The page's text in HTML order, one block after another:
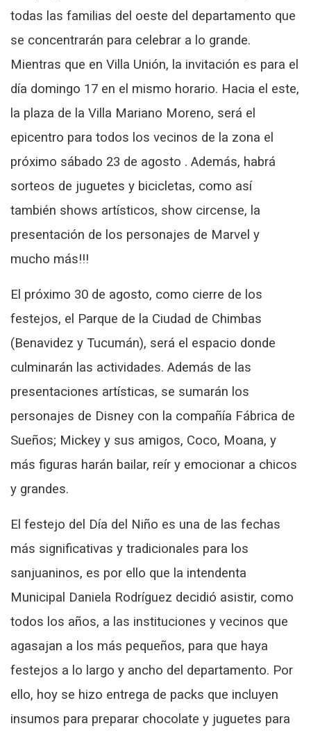
todas las familias del oeste del departamento que
se concentrarán para celebrar a lo grande.
Mientras que en Villa Unión, la invitación es para el
día domingo 17 en el mismo horario. Hacia el este,
la plaza de la Villa Mariano Moreno, será el
epicentro para todos los vecinos de la zona el
próximo sábado 23 de agosto . Además, habrá
sorteos de juguetes y bicicletas, como así
también shows artísticos, show circense, la
presentación de los personajes de Marvel y
mucho más!!!
El próximo 30 de agosto, como cierre de los
festejos, el Parque de la Ciudad de Chimbas
(Benavidez y Tucumán), será el espacio donde
culminarán las actividades. Además de las
presentaciones artísticas, se sumarán los
personajes de Disney con la compañía Fábrica de
Sueños; Mickey y sus amigos, Coco, Moana, y
más figuras harán bailar, reír y emocionar a chicos
y grandes.
El festejo del Día del Niño es una de las fechas
más significativas y tradicionales para los
sanjuaninos, es por ello que la intendenta
Municipal Daniela Rodríguez decidió asistir, como
todos los años, a las instituciones y vecinos que
agasajan a los más pequeños, para que haya
festejos a lo largo y ancho del departamento. Por
ello, hoy se hizo entrega de packs que incluyen
insumos para preparar chocolate y juguetes para